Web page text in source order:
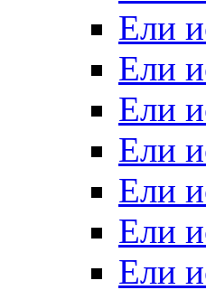
Ели
Ели
Ели
Ели
Ели
Ели
Ели